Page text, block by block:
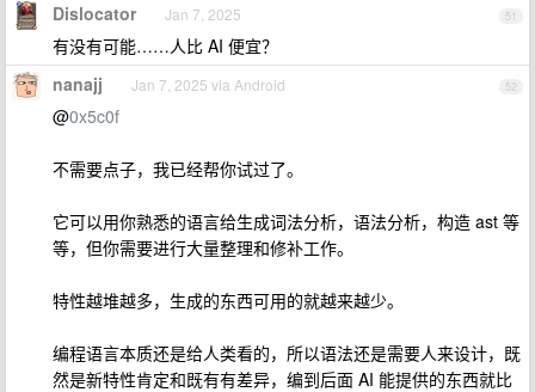
51
Dislocator Jan 7, 2025
有没有可能……人比 AI 便宜？
52
nanajj Jan 7, 2025 via Android
@0x5c0f
不需要点子，我已经帮你试过了。
它可以用你熟悉的语言给生成词法分析，语法分析，构造 ast 等
等，但你需要进行大量整理和修补工作。
特性越堆越多，生成的东西可用的就越来越少。
编程语言本质还是给人类看的，所以语法还是需要人来设计，既
然是新特性肯定和既有有差异，编到后面 AI 能提供的东西就比